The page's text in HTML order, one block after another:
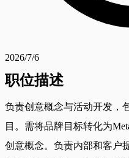
2026/7/6
职位描述
负责创意概念与活动开发，
目。需将品牌目标转化为
创意概念。负责内部和客户